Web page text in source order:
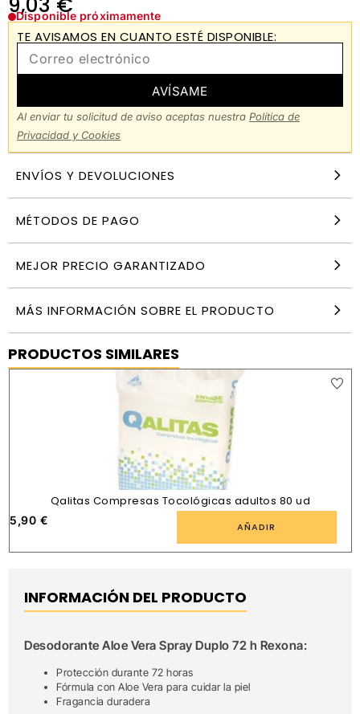
Disponible próximamente
TE AVISAMOS EN CUANTO ESTÉ DISPONIBLE:
AVÍSAME
Al enviar tu solicitud de aviso aceptas nuestra Política de
Privacidad y Cookies
ENVÍOS Y DEVOLUCIONES
MÉTODOS DE PAGO
MEJOR PRECIO GARANTIZADO
MÁS INFORMACIÓN SOBRE EL PRODUCTO
PRODUCTOS SIMILARES
Qalitas Compresas Tocológicas adultos 80 ud
5,90 € AÑADIR
INFORMACIÓN DEL PRODUCTO
Desodorante Aloe Vera Spray Duplo 72 h Rexona:
Protección durante 72 horas
Fórmula con Aloe Vera para cuidar la piel
Fragancia duradera